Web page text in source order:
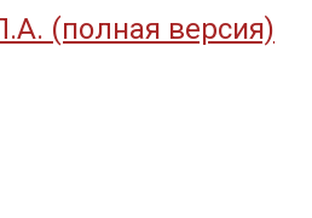
(полная версия)